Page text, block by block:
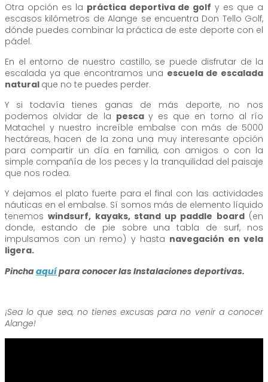
Otra opción es la práctica deportiva de golf y es que a
escasos kilómetros de Alange se encuentra Don Tello Golf,
dónde puedes combinar la práctica de este deporte con el
pádel.
En el entorno de nuestro castillo, se puede disfrutar de la
escalada ya que encontramos una escuela de escalada
natural que no te puedes perder.
Y si todavía tienes ganas de más deporte, no nos
podemos olvidar de la pesca y es que en torno al río
Matachel y nuestro increíble embalse con más de 5000
hectáreas, hacen de la zona una muy interesante opción
para compartir un día en familia, con amigos o con la
simple compañía de los peces y la tranquilidad del paisaje
que nos rodea.
Y dejamos el plato fuerte para el final con las actividades
náuticas en el embalse. Sí somos más de elemento líquido
tenemoswindsurf, kayaks, stand up paddle board(en
donde, estando de pie sobre una tabla de surf, nos
impulsamos con un remo) y hasta navegación en vela
ligera.
Pinchaaquípara conocer las Instalaciones deportivas.
¡Sea lo que sea, no tienes excusas para no venir a conocer
Alange!